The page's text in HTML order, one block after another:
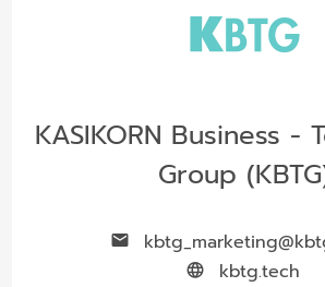
KASIKORN Business -
Group
kbtg.tech